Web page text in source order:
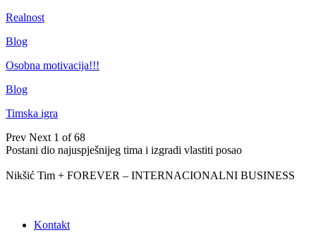
Realnost
Blog
Osobna motivacija!!!
Blog
Timska igra
Prev Next 1 of 68
Postani dio najuspješnijeg tima i izgradi vlastiti posao
Nikšić Tim + FOREVER – INTERNACIONALNI BUSINESS
Kontakt